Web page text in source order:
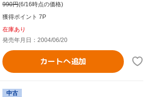
990円(6/16時点の価格)
獲得ポイント 7P
在庫あり
発売年月日：2004/06/20
カートへ追加
中古